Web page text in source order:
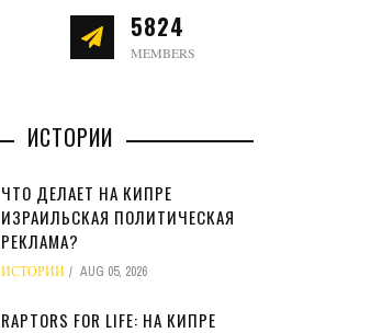
5824
MEMBERS
ИСТОРИИ
ЧТО ДЕЛАЕТ НА КИПРЕ
ИЗРАИЛЬСКАЯ ПОЛИТИЧЕСКАЯ
РЕКЛАМА?
ИСТОРИИ AUG 05, 2026
RAPTORS FOR LIFE: НА КИПРЕ